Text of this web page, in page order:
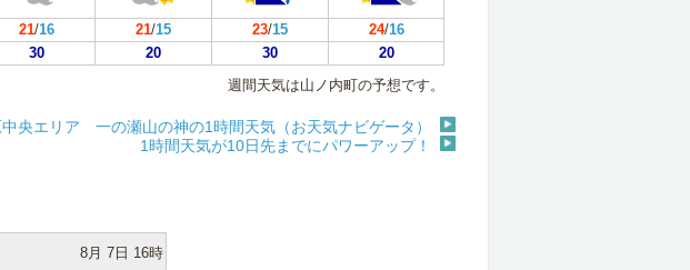
21/16 21/15 23/15 24/16
30 20 30
20
週間天気は山ノ内町の予想です。
央エリア 一の瀬山の神の1時間天気（お天気ナビゲータ）
1時間天気が10日先までにパワーアップ！
8月 7日 16時